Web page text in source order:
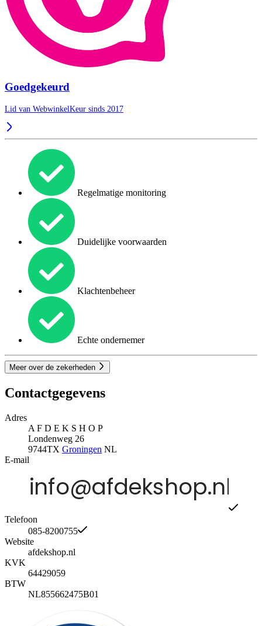
Goedgekeurd
Lid van WebwinkelKeur sinds 2017
Regelmatige monitoring
Duidelijke voorwaarden
Klachtenbeheer
Echte ondernemer
Meer over de zekerheden
Contactgegevens
Adres
A F D E K S H O P
Londenweg 26
9744TX Groningen NL
E-mail
Telefoon
085-8200755
Website
afdekshop.nl
KVK
64429059
BTW
NL855662475B01